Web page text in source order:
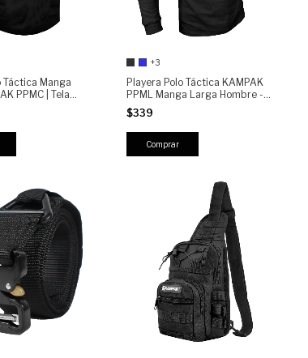
Táctica Manga
PPMC | Tela
Bolsas con Cierre |
Parches
+3
Playera Polo Táctica KAMPAK
PPML Manga Larga Hombre -
Tela transpirable, Bolsas con
Cierre y Espacio para Parches,
Táctica, Militar, Resistente
$339
Comprar